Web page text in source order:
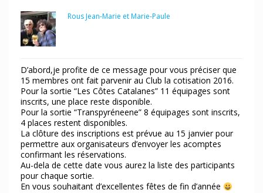
Rous Jean-Marie et Marie-Paule
D’abord,je profite de ce message pour vous préciser que
15 membres ont fait parvenir au Club la cotisation 2016.
Pour la sortie “Les Côtes Catalanes” 11 équipages sont
inscrits, une place reste disponible.
Pour la sortie “Transpyréneene” 8 équipages sont inscrits,
4 places restent disponibles.
La clôture des inscriptions est prévue au 15 janvier pour
permettre aux organisateurs d’envoyer les acomptes
confirmant les réservations.
Au-dela de cette date vous aurez la liste des participants
pour chaque sortie.
En vous souhaitant d’excellentes fêtes de fin d’année